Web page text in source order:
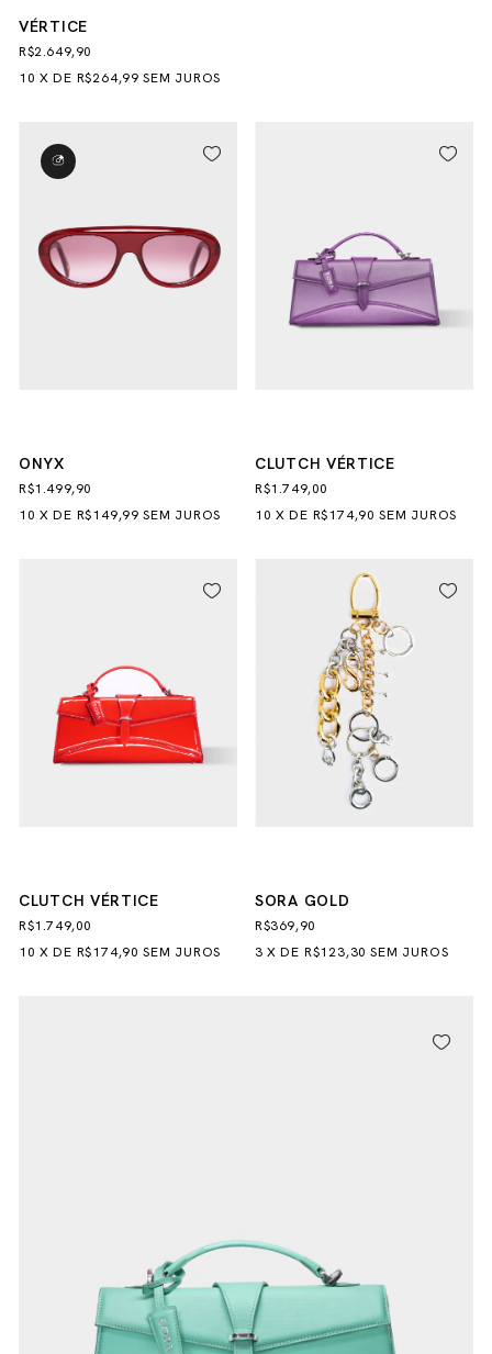
VÉRTICE
R$2.649,90
10 XDE R$264,99 SEM JUROS
ONYX
R$1.499,90
10 XDE R$149,99 SEM JUROS
CLUTCH VÉRTICE
R$1.749,00
10 XDE R$174,90 SEM JUROS
CLUTCH VÉRTICE
R$1.749,00
10 XDE R$174,90 SEM JUROS
SORA GOLD
R$369,90
3 XDE R$123,30 SEM JUROS